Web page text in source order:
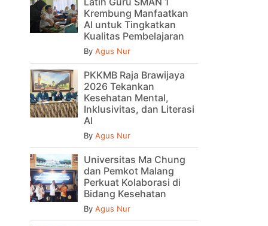
Krembung Manfaatkan
AI untuk Tingkatkan
Kualitas Pembelajaran
By Agus Nur
PKKMB Raja Brawijaya
2026 Tekankan
Kesehatan Mental,
Inklusivitas, dan Literasi
AI
By Agus Nur
Universitas Ma Chung
dan Pemkot Malang
Perkuat Kolaborasi di
Bidang Kesehatan
By Agus Nur